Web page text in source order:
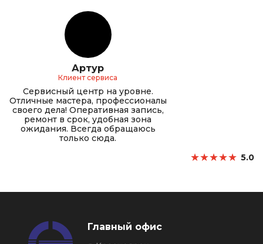
Артур
Клиент сервиса
★★★★★ 5.0
Сервисный центр на уровне.
Отличные мастера, профессионалы
своего дела! Оперативная запись,
ремонт в срок, удобная зона
ожидания. Всегда обращаюсь
только сюда.
Главный офис